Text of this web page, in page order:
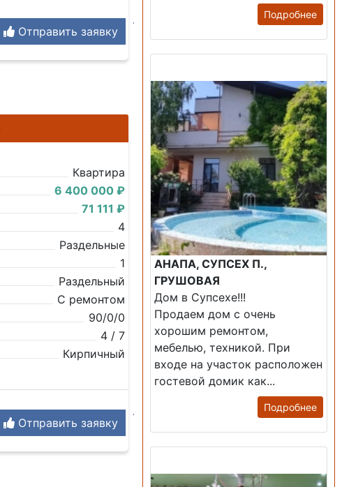
Отправить заявку
Квартира
6 400 000 ₽
71 111 ₽
4
Раздельные
1
Раздельный
С ремонтом
90/0/0
4 / 7
Кирпичный
Отправить заявку
Подробнее
АНАПА, СУПСЕХ П.,
ГРУШОВАЯ
Дом в Супсехе!!!
Продаем дом с очень
хорошим ремонтом,
мебелью, техникой. При
входе на участок расположен
гостевой домик как...
Подробнее